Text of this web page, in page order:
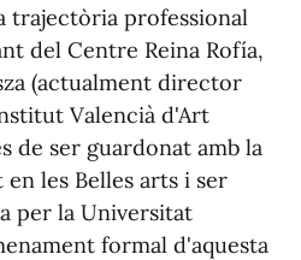
trajectòria professional
del Centre Reina Rofía,
(actualment director
Valencià d'Art
de ser guardonat amb la
les Belles arts i ser
per la Universitat
formal d'aquesta